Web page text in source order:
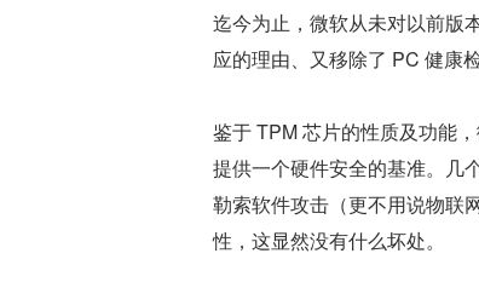
迄今为止，微软从未对以前版
应的理由、又移除了 PC 健康
鉴于 TPM 芯片的性质及功能
提供一个硬件安全的基准。几
勒索软件攻击（更不用说物联
性，这显然没有什么坏处。